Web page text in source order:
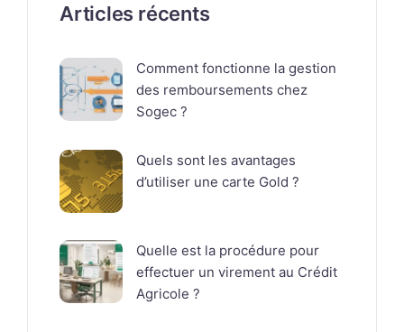
Articles récents
Comment fonctionne la gestion
des remboursements chez
Sogec ?
Quels sont les avantages
d’utiliser une carte Gold ?
Quelle est la procédure pour
effectuer un virement au Crédit
Agricole ?